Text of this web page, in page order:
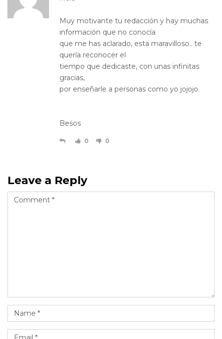
Muy motivante tu redacción y hay muchas
información que no conocía
que me has aclarado, esta maravilloso.. te
quería reconocer el
tiempo que dedicaste, con unas infinitas
gracias,
por enseñarle a personas como yo jojojo.
Besos
0 0
Leave a Reply